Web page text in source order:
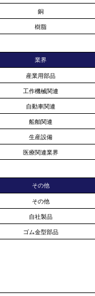
銅
樹脂
業界
産業用部品
工作機械関連
自動車関連
船舶関連
生産設備
医療関連業界
その他
その他
自社製品
ゴム金型部品